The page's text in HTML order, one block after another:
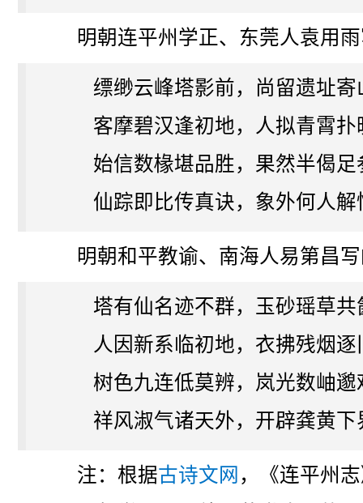
明朝连平州学正、东莞人袁用雨
缥缈云峰塔影前，尚留遗址寄
客摩碧汉逢初地，人拟青霄扑
始信数椽堪品胜，果然半偈足
仙踪即比传真诀，象外何人解
明朝和平教谕、南海人易第昌写
塔有仙名迹不群，玉砂瑶草共
人因新系临初地，衣拂残烟逐
树色九连低莫辨，岚光数岫邈
祥风淑气诸天外，开辟龚黄下
注：根据古诗文网 ，《连平州